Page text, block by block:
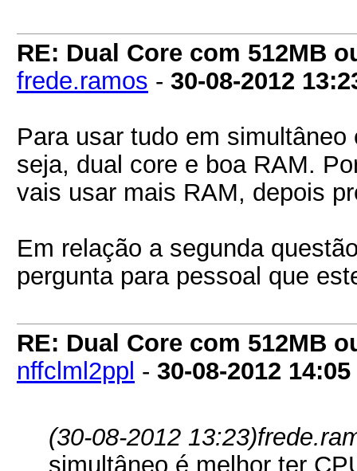
RE: Dual Core com 512MB
frede.ramos - 30-08-2012
Para usar tudo em
seja, dual core e boa RAM.
vais usar mais RAM, depois
Em relação a segunda
pergunta para pessoal que
RE: Dual Core com 512MB
nffclml2ppl - 30-08-2012 14:05
(30-08-2012 13:23)
simultâneo é melhor ter